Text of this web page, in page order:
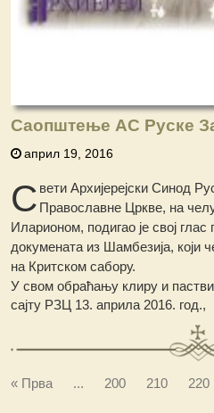
Саопштење АС Руске
април 19, 2016
С вети Архијерејски Синод
Православне Цркве, на
Иларионом, подигао је свој глас
докумената из Шамбезија, који
на Критском сабору.
У свом обраћању клиру и
сајту РЗЦ 13. априла 2016. год.,
« Прва ... 200 210 220